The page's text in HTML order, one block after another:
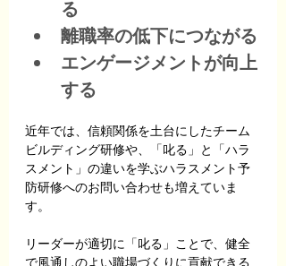
る
離職率の低下につながる
エンゲージメントが向上
する
近年では、信頼関係を土台にしたチーム
ビルディング研修や、「叱る」と「ハラ
スメント」の違いを学ぶハラスメント予
防研修へのお問い合わせも増えていま
す。
リーダーが適切に「叱る」ことで、健全
で風通しのよい職場づくりに貢献できる